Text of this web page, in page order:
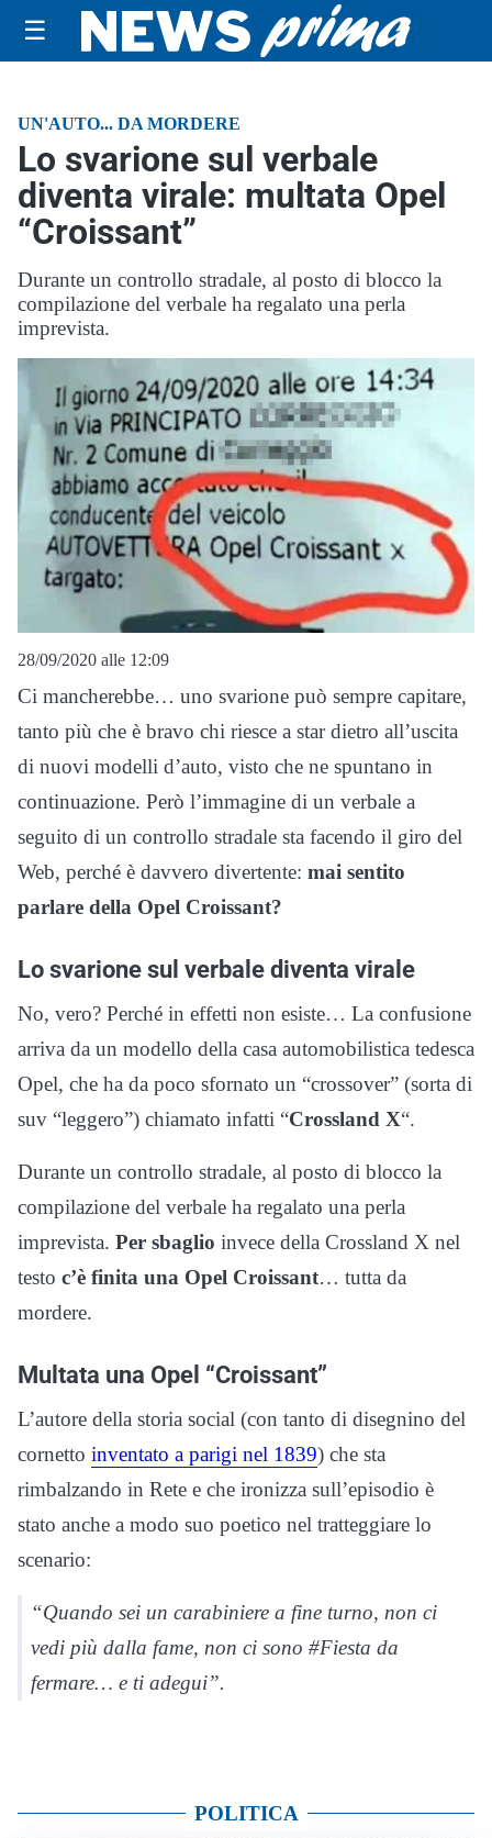
☰
UN'AUTO... DA MORDERE
Lo svarione sul verbale
diventa virale: multata Opel
“Croissant”
Durante un controllo stradale, al posto di blocco la
compilazione del verbale ha regalato una perla
imprevista.
28/09/2020 alle 12:09
Ci mancherebbe… uno svarione può sempre capitare,
tanto più che è bravo chi riesce a star dietro all’uscita
di nuovi modelli d’auto, visto che ne spuntano in
continuazione. Però l’immagine di un verbale a
seguito di un controllo stradale sta facendo il giro del
Web, perché è davvero divertente: mai sentito
parlare della Opel Croissant?
Lo svarione sul verbale diventa virale
No, vero? Perché in effetti non esiste… La confusione
arriva da un modello della casa automobilistica tedesca
Opel, che ha da poco sfornato un “crossover” (sorta di
suv “leggero”) chiamato infatti “Crossland X“.
Durante un controllo stradale, al posto di blocco la
compilazione del verbale ha regalato una perla
imprevista. Per sbaglio invece della Crossland X nel
testo c’è finita una Opel Croissant… tutta da
mordere.
Multata una Opel “Croissant”
L’autore della storia social (con tanto di disegnino del
cornetto inventato a parigi nel 1839) che sta
rimbalzando in Rete e che ironizza sull’episodio è
stato anche a modo suo poetico nel tratteggiare lo
scenario:
“Quando sei un carabiniere a fine turno, non ci
vedi più dalla fame, non ci sono #Fiesta da
fermare… e ti adegui”.
POLITICA